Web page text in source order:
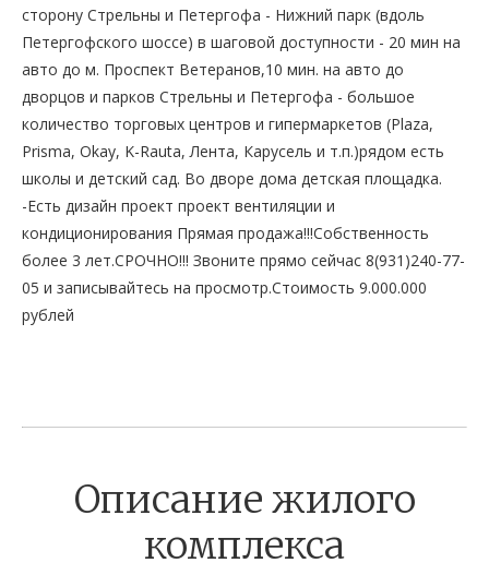
сторону Стрельны и Петергофа - Нижний парк (вдоль
Петергофского шоссе) в шаговой доступности - 20 мин на
авто до м. Проспект Ветеранов,10 мин. на авто до
дворцов и парков Стрельны и Петергофа - большое
количество торговых центров и гипермаркетов (Plaza,
Prisma, Okay, K-Rauta, Лента, Карусель и т.п.)рядом есть
школы и детский сад. Во дворе дома детская площадка.
-Есть дизайн проект проект вентиляции и
кондиционирования Прямая продажа!!!Собственность
более 3 лет.СРОЧНО!!! Звоните прямо сейчас 8(931)240-77-
05 и записывайтесь на просмотр.Стоимость 9.000.000
рублей
Описание жилого
комплекса